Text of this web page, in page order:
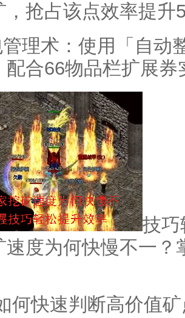
，抢占该点效率提升
理术：使用「自动
配合66物品栏扩展券
技巧
速度为何快慢不一？
何快速判断高价值